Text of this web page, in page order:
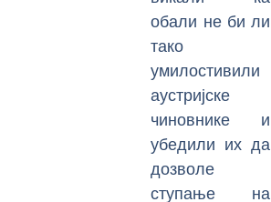
обали не би ли
тако
умилостивили
аустријске
чиновнике и
убедили их да
дозволе
ступање на